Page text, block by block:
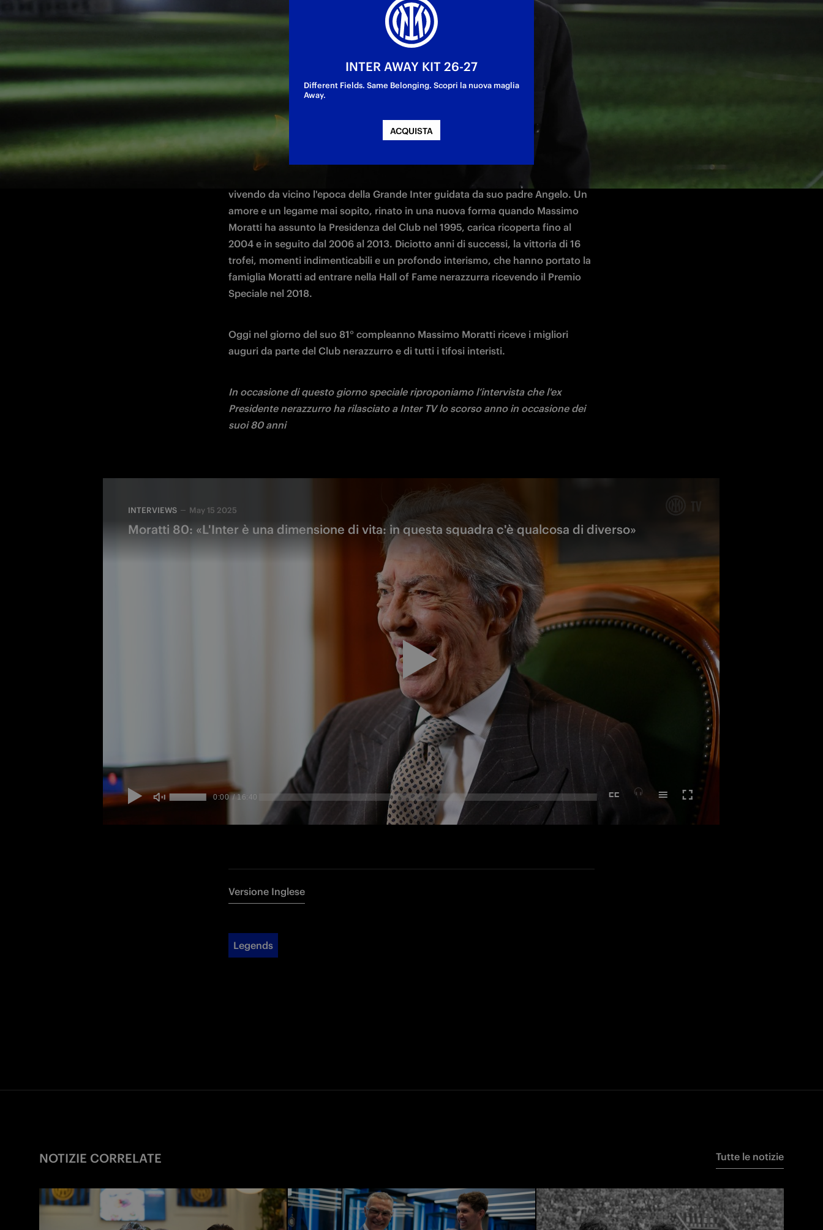
L'ex Presidente nerazzurro compie oggi 81 anni
Un nome che per tanti anni è diventato sinonimo di Inter: c'è qualcosa di
speciale che unisce
vivendo da vicino l'epoca della Grande Inter guidata da suo padre Angelo. Un
amore e un legame mai sopito, rinato in una nuova forma quando Massimo
Moratti ha assunto la Presidenza del Club nel 1995, carica ricoperta fino al
2004 e in seguito dal 2006 al 2013. Diciotto anni di successi, la vittoria di 16
trofei, momenti indimenticabili e un profondo interismo, che hanno portato la
famiglia Moratti ad entrare nella Hall of Fame nerazzurra ricevendo il Premio
Speciale nel 2018.
Oggi nel giorno del suo 81° compleanno Massimo Moratti riceve i migliori
auguri da parte del Club nerazzurro e di tutti i tifosi interisti.
In occasione di questo giorno speciale riproponiamo l’intervista che l'ex
Presidente nerazzurro ha rilasciato a Inter TV lo scorso anno in occasione dei
suoi 80 anni
INTERVIEWS May 15 2025
Moratti 80: «L'Inter è una dimensione di vita: in questa squadra c'è qualcosa di diverso»
Versione Inglese
Legends
NOTIZIE CORRELATE Tutte le notizie
INTER AWAY KIT 26-27
Different Fields. Same Belonging. Scopri la nuova maglia
Away.
ACQUISTA